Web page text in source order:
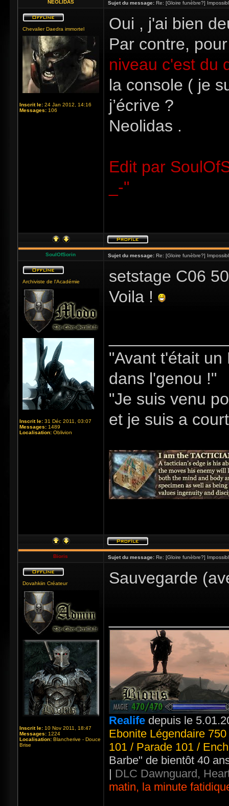
NEOLIDAS Sujet du message: Re: [Gloire funèbre?]
Chevalier Daedra immortel
Inscrit le: 24 Jan 2012, 14:16
Messages: 106
Oui , j'ai bien
Par contre,
niveau c'est du
la console ( je
j’écrive ?
Neolidas .
Edit par
_-"
SoulOfSorin Sujet du message: Re: [Gloire funèbre?]
Archiviste de l'Académie
Inscrit le: 31 Déc 2011, 03:07
Messages: 1489
Localisation: Oblivion
setstage C06 50
Voila !
"Avant t'était
dans l'genou !"
"Je suis venu
et je suis a
Bioris Sujet du message: Re: [Gloire funèbre?]
Dovahkiin Créateur
Inscrit le: 10 Nov 2011, 18:47
Messages: 1224
Localisation: Blancherive - Douce
Brise
Sauvegarde
Realife depuis le
Ebonite Légendaire
101 / Parade 101 /
Barbe" de bientôt 40
| DLC Dawnguard,
matin, la minute